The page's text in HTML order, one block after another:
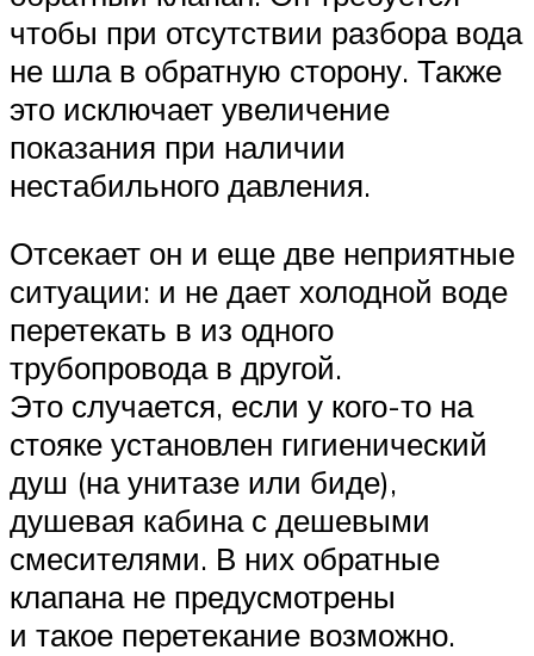
чтобы при отсутствии разбора вода
не шла в обратную сторону. Также
это исключает увеличение
показания при наличии
нестабильного давления.
Отсекает он и еще две неприятные
ситуации: и не дает холодной воде
перетекать в из одного
трубопровода в другой.
Это случается, если у кого-то на
стояке установлен гигиенический
душ (на унитазе или биде),
душевая кабина с дешевыми
смесителями. В них обратные
клапана не предусмотрены
и такое перетекание возможно.